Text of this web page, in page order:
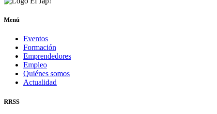
Menú
Eventos
Formación
Emprendedores
Empleo
Quiénes somos
Actualidad
RRSS